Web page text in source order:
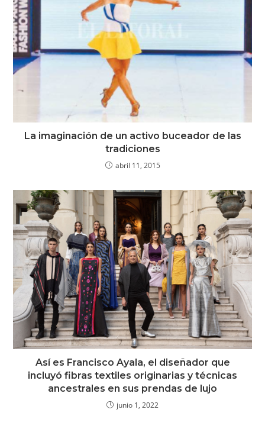
La imaginación de un activo buceador de las
tradiciones
abril 11, 2015
Así es Francisco Ayala, el diseñador que
incluyó fibras textiles originarias y técnicas
ancestrales en sus prendas de lujo
junio 1, 2022